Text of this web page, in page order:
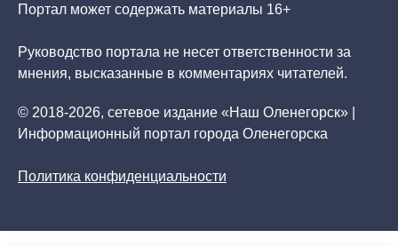
Портал может содержать материалы 16+
Руководство портала не несет ответственности за
мнения, высказанные в комментариях читателей.
© 2018-2026, сетевое издание «Наш Оленегорск» |
Информационный портал города Оленегорска
Политика конфиденциальности